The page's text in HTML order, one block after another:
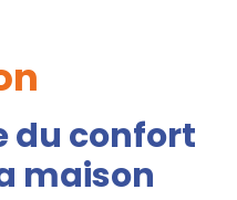
du confort
maison